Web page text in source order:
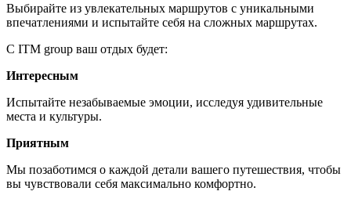
Выбирайте из увлекательных маршрутов с уникальными
впечатлениями и испытайте себя на сложных маршрутах.
С ITM group ваш отдых будет:
Интересным
Испытайте незабываемые эмоции, исследуя удивительные
места и культуры.
Приятным
Мы позаботимся о каждой детали вашего путешествия, чтобы
вы чувствовали себя максимально комфортно.